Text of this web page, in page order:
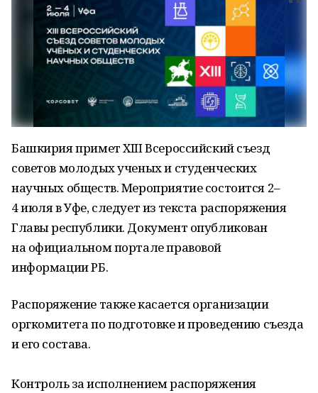
Башкирия примет XIII Всероссийский съезд
советов молодых ученых и студенческих
научных обществ. Мероприятие состоится 2–
4 июля в Уфе, следует из текста распоряжения
Главы республики. Документ опубликован
на официальном портале правовой
информации РБ.
Распоряжение также касается организации
оргкомитета по подготовке и проведению съезда
и его состава.
Контроль за исполнением распоряжения